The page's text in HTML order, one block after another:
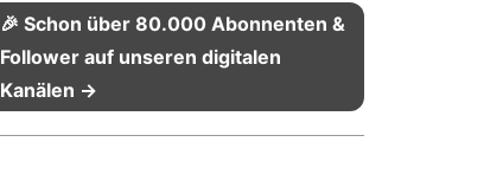
🎉 Schon über 80.000 Abonnenten &
Follower auf unseren digitalen
Kanälen →